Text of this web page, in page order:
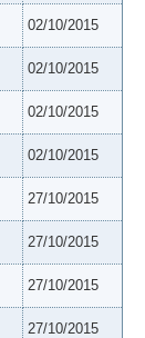
02/10/2015
02/10/2015
02/10/2015
02/10/2015
27/10/2015
27/10/2015
27/10/2015
27/10/2015